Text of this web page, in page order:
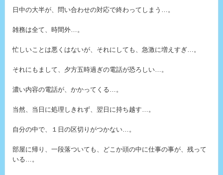
日中の大半が、問い合わせの対応で終わってしまう…。
雑務は全て、時間外…。
忙しいことは悪くはないが、それにしても、急激に増えすぎ…。
それにもまして、夕方五時過ぎの電話が恐ろしい…。
濃い内容の電話が、かかってくる…。
当然、当日に処理しきれず、翌日に持ち越す…。
自分の中で、１日の区切りがつかない…。
部屋に帰り、一段落ついても、どこか頭の中に仕事の事が、残って
いる…。